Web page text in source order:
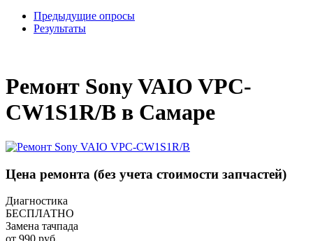
Предыдущие опросы
Результаты
Ремонт Sony VAIO VPC-
CW1S1R/B в Самаре
Цена ремонта (без учета стоимости запчастей)
Диагностика
БЕСПЛАТНО
Замена тачпада